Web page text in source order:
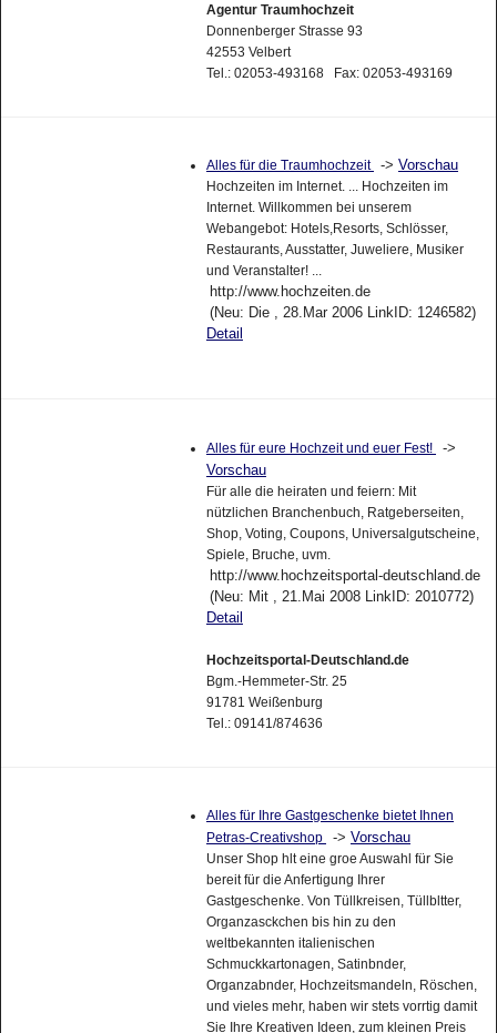
Agentur Traumhochzeit
Donnenberger Strasse 93
42553 Velbert
Tel.: 02053-493168 Fax: 02053-493169
Alles für die Traumhochzeit -> Vorschau
Hochzeiten im Internet. ... Hochzeiten im
Internet. Willkommen bei unserem
Webangebot: Hotels,Resorts, Schlösser,
Restaurants, Ausstatter, Juweliere, Musiker
und Veranstalter! ...
http://www.hochzeiten.de
(Neu: Die , 28.Mar 2006 LinkID: 1246582)
Detail
Alles für eure Hochzeit und euer Fest!
->
Vorschau
Für alle die heiraten und feiern: Mit
nützlichen Branchenbuch, Ratgeberseiten,
Shop, Voting, Coupons, Universalgutscheine,
Spiele, Bruche, uvm.
http://www.hochzeitsportal-deutschland.de
(Neu: Mit , 21.Mai 2008 LinkID: 2010772)
Detail
Hochzeitsportal-Deutschland.de
Bgm.-Hemmeter-Str. 25
91781 Weißenburg
Tel.: 09141/874636
Alles für Ihre Gastgeschenke bietet Ihnen
Petras-Creativshop
-> Vorschau
Unser Shop hlt eine groe Auswahl für Sie
bereit für die Anfertigung Ihrer
Gastgeschenke. Von Tüllkreisen, Tüllbltter,
Organzasckchen bis hin zu den
weltbekannten italienischen
Schmuckkartonagen, Satinbnder,
Organzabnder, Hochzeitsmandeln, Röschen,
und vieles mehr, haben wir stets vorrtig damit
Sie Ihre Kreativen Ideen, zum kleinen Preis